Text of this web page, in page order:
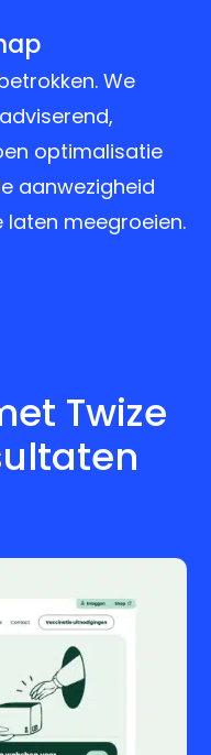
We
optimalisatie
aanwezigheid
meegroeien.
Twize